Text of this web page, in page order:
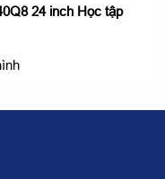
24 inch Học tập